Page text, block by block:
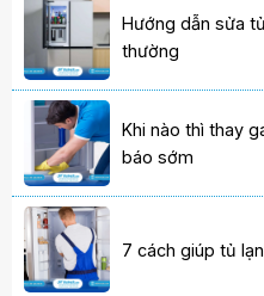
Hướng dẫn sửa
thường
Khi nào thì thay
báo sớm
7 cách giúp tủ